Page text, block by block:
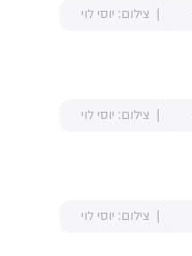
צילום: יוסי לוי
צילום: יוסי לוי
צילום: יוסי לוי